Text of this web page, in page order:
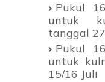
Pukul
untuk
tanggal
Pukul
untuk
15/16 Juli